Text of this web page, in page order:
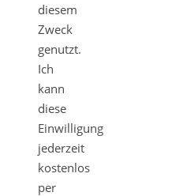
diesem
Zweck
genutzt.
Ich
kann
diese
Einwilligung
jederzeit
kostenlos
per